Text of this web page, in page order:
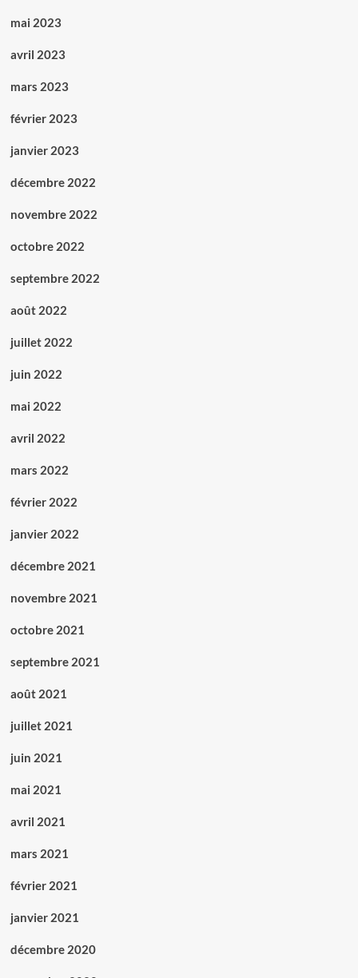
mai 2023
avril 2023
mars 2023
février 2023
janvier 2023
décembre 2022
novembre 2022
octobre 2022
septembre 2022
août 2022
juillet 2022
juin 2022
mai 2022
avril 2022
mars 2022
février 2022
janvier 2022
décembre 2021
novembre 2021
octobre 2021
septembre 2021
août 2021
juillet 2021
juin 2021
mai 2021
avril 2021
mars 2021
février 2021
janvier 2021
décembre 2020